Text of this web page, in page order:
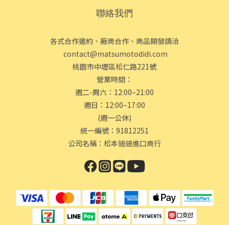
聯絡我們
各式合作邀約、廠商合作、商品開發請洽
contact@matsumotodidi.com
桃園市中壢區松仁路221號
營業時間：
週二-周六：12:00–21:00
週日：12:00–17:00
(週一公休)
統一編號：91812251
公司名稱：松本迪迪進口商行